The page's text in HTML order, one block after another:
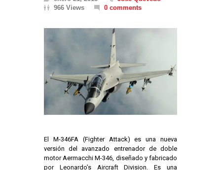
966 Views
0 comments
El M-346FA (Fighter Attack) es una nueva
versión del avanzado entrenador de doble
motor Aermacchi M-346, diseñado y fabricado
por Leonardo’s Aircraft Division. Es una